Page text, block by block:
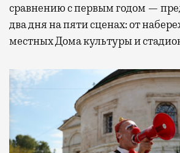
сравнению с первым годом —
два дня на пяти сценах: от
местных Дома культуры и